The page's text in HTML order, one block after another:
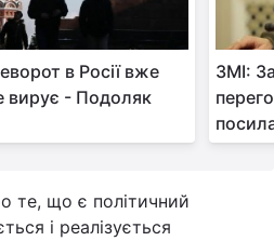
в Росії вже
вирує - Подоляк
ЗМІ:
те, що є політичний
і реалізується